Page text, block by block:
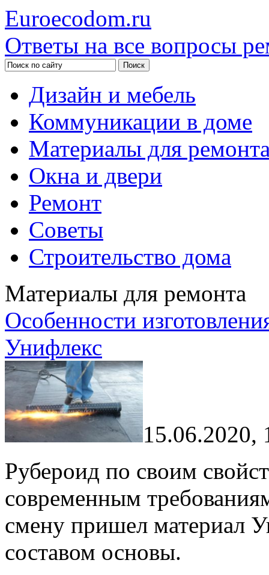
Euroecodom.ru
Ответы на все вопросы
Дизайн и мебель
Коммуникации в доме
Материалы для
Окна и двери
Ремонт
Советы
Строительство дома
Материалы для ремонта
Особенности
Унифлекс
15.06.2020,
Рубероид по своим
современным
смену пришел материал
составом основы.